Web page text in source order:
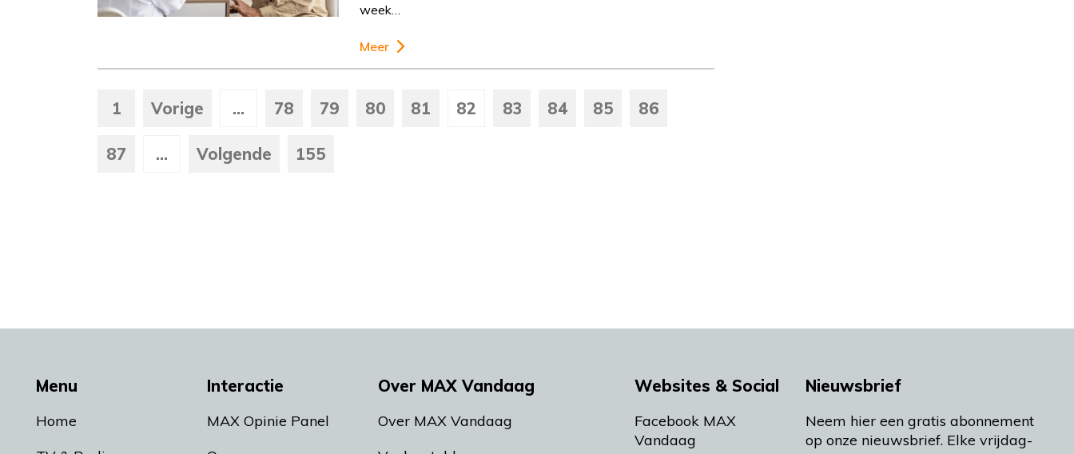
week…
Meer
1 Vorige ... 78 79 80 81 82 83 84 85 86
87 ... Volgende 155
Menu
Home
Interactie
MAX Opinie Panel
Over MAX Vandaag
Over MAX Vandaag
Websites & Social
Facebook MAX
Vandaag
Nieuwsbrief
Neem hier een gratis abonnement
op onze nieuwsbrief. Elke vrijdag-